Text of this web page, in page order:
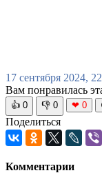
17 сентября 2024,
Вам понравилась
👍 0 👎 0 ❤ 0
Поделиться
Комментарии